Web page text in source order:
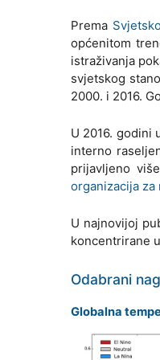
Prema
općenitom
istraživanja
svjetskog
2000. i 2016.
U 2016. godini
interno
prijavljeno
organizacija za
U najnovijoj
koncentrirane
Odabrani
Globalna